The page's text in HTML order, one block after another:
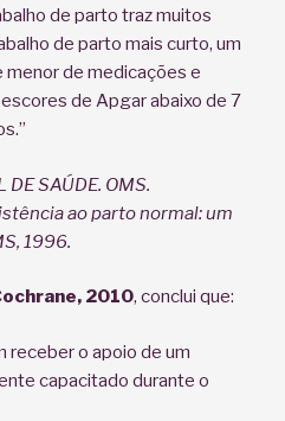
de parto traz muitos
de parto mais curto, um
de medicações e
de Apgar abaixo de 7
DE SAÚDE. OMS.
ao parto normal: um
1996.
2010, conclui que:
receber o apoio de um
capacitado durante o